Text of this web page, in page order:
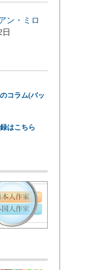
ン・ミロ
コラム(バッ
はこちら